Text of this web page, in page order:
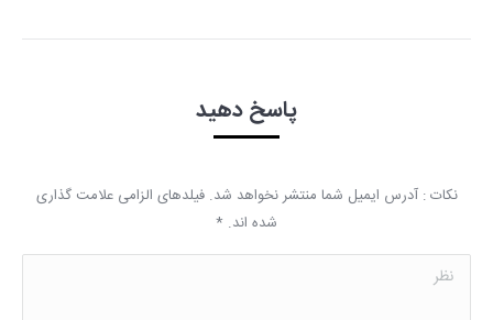
پاسخ دهید
نکات : آدرس ایمیل شما منتشر نخواهد شد. فیلدهای الزامی علامت گذاری
شده اند. *
نظر